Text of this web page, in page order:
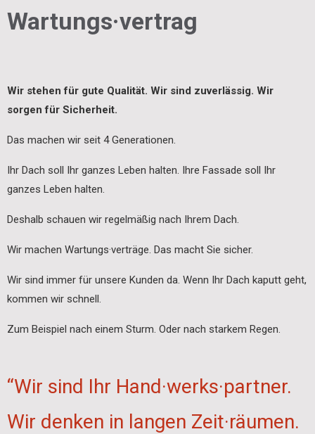
Wartungs·vertrag
Wir stehen für gute Qualität. Wir sind zuverlässig. Wir
sorgen für Sicherheit.
Das machen wir seit 4 Generationen.
Ihr Dach soll Ihr ganzes Leben halten. Ihre Fassade soll Ihr
ganzes Leben halten.
Deshalb schauen wir regelmäßig nach Ihrem Dach.
Wir machen Wartungs·verträge. Das macht Sie sicher.
Wir sind immer für unsere Kunden da. Wenn Ihr Dach kaputt geht,
kommen wir schnell.
Zum Beispiel nach einem Sturm. Oder nach starkem Regen.
“Wir sind Ihr Hand·werks·partner.
Wir denken in langen Zeit·räumen.